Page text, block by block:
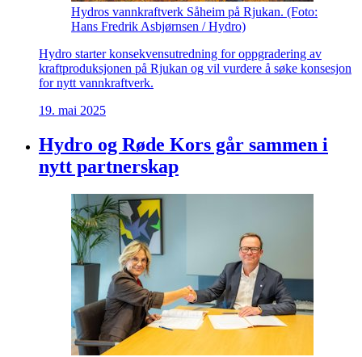
Hydros vannkraftverk Såheim på Rjukan. (Foto:
Hans Fredrik Asbjørnsen / Hydro)
Hydro starter konsekvensutredning for oppgradering av
kraftproduksjonen på Rjukan og vil vurdere å søke konsesjon
for nytt vannkraftverk.
19. mai 2025
Hydro og Røde Kors går sammen i
nytt partnerskap